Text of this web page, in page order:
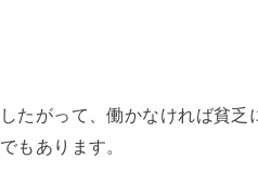
したがって、働かなければ貧
でもあります。